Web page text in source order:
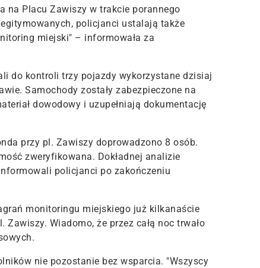
na Placu Zawiszy w trakcie porannego
policjanci ustalają także
miejski" – informowała za
do kontroli trzy pojazdy wykorzystane dzisiaj
Samochody zostały zabezpieczone na
dowodowy i uzupełniają dokumentację
przy pl. Zawiszy doprowadzono 8 osób.
zweryfikowana. Dokładnej analizie
policjanci po zakończeniu
monitoringu miejskiego już kilkanaście
Wiadomo, że przez całą noc trwało
nie pozostanie bez wsparcia. "Wszyscy